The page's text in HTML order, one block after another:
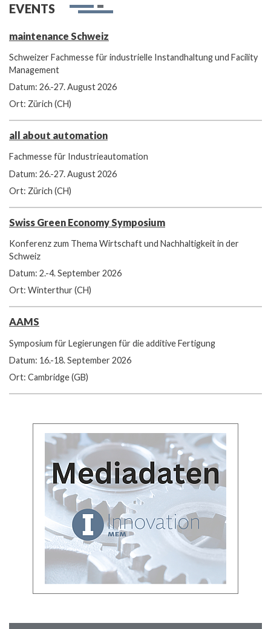
EVENTS
maintenance Schweiz
Schweizer Fachmesse für industrielle Instandhaltung und Facility
Management
Datum: 26.-27. August 2026
Ort: Zürich (CH)
all about automation
Fachmesse für Industrieautomation
Datum: 26.-27. August 2026
Ort: Zürich (CH)
Swiss Green Economy Symposium
Konferenz zum Thema Wirtschaft und Nachhaltigkeit in der
Schweiz
Datum: 2.-4. September 2026
Ort: Winterthur (CH)
AAMS
Symposium für Legierungen für die additive Fertigung
Datum: 16.-18. September 2026
Ort: Cambridge (GB)